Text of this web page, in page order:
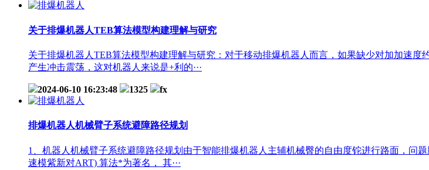
关于排爆机器人TEB算法模型构建理解与研究
关于排爆机器人TEB算法模型构建理解与研究：对于移动排爆机器人而言，如果缺少对加加速
产生冲击震荡，这对机器人来说是+利的···
2024-06-10 16:23:48 1325 fx
排爆机器人机械臂子系统避障路径规划
1、机器人机械臂子系统避障路径规划由于智能排爆机器人主辅机械臀的自由度铊进行路面，问
速模紫新对ART) 算法*为著名， 其···